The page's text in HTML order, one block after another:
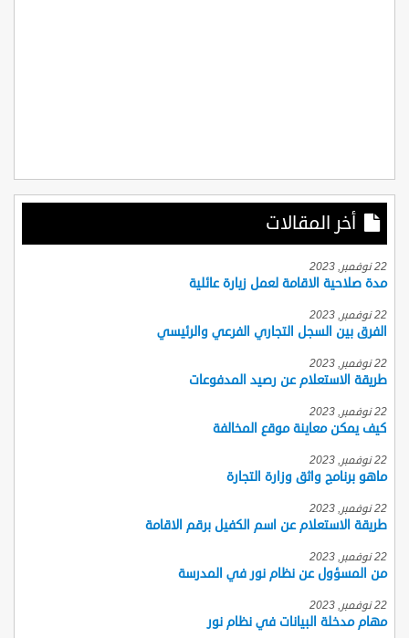
أخر المقالات
22 نوفمبر, 2023
مدة صلاحية الاقامة لعمل زيارة عائلية
22 نوفمبر, 2023
الفرق بين السجل التجاري الفرعي والرئيسي
22 نوفمبر, 2023
طريقة الاستعلام عن رصيد المدفوعات
22 نوفمبر, 2023
كيف يمكن معاينة موقع المخالفة
22 نوفمبر, 2023
ماهو برنامج واثق وزارة التجارة
22 نوفمبر, 2023
طريقة الاستعلام عن اسم الكفيل برقم الاقامة
22 نوفمبر, 2023
من المسؤول عن نظام نور في المدرسة
22 نوفمبر, 2023
مهام مدخلة البيانات في نظام نور